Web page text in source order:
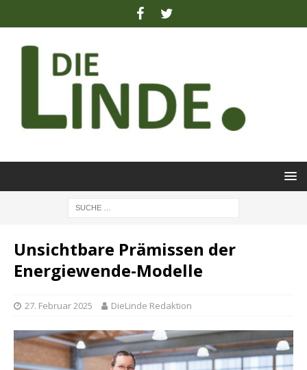
Unsichtbare Prämissen der
Energiewende-Modelle
27. Februar 2025 DieLinde Redaktion